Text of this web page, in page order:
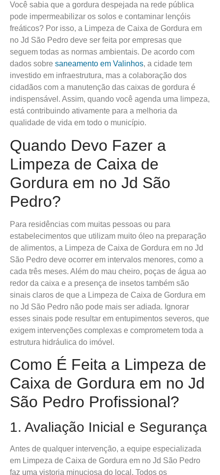
Você sabia que a gordura despejada na rede pública
pode impermeabilizar os solos e contaminar lençóis
freáticos? Por isso, a Limpeza de Caixa de Gordura em
no Jd São Pedro deve ser feita por empresas que
seguem todas as normas ambientais. De acordo com
dados sobre saneamento em Valinhos, a cidade tem
investido em infraestrutura, mas a colaboração dos
cidadãos com a manutenção das caixas de gordura é
indispensável. Assim, quando você agenda uma limpeza,
está contribuindo ativamente para a melhoria da
qualidade de vida em todo o município.
Quando Devo Fazer a
Limpeza de Caixa de
Gordura em no Jd São
Pedro?
Para residências com muitas pessoas ou para
estabelecimentos que utilizam muito óleo na preparação
de alimentos, a Limpeza de Caixa de Gordura em no Jd
São Pedro deve ocorrer em intervalos menores, como a
cada três meses. Além do mau cheiro, poças de água ao
redor da caixa e a presença de insetos também são
sinais claros de que a Limpeza de Caixa de Gordura em
no Jd São Pedro não pode mais ser adiada. Ignorar
esses sinais pode resultar em entupimentos severos, que
exigem intervenções complexas e comprometem toda a
estrutura hidráulica do imóvel.
Como É Feita a Limpeza de
Caixa de Gordura em no Jd
São Pedro Profissional?
1. Avaliação Inicial e Segurança
Antes de qualquer intervenção, a equipe especializada
em Limpeza de Caixa de Gordura em no Jd São Pedro
faz uma vistoria minuciosa do local. Todos os